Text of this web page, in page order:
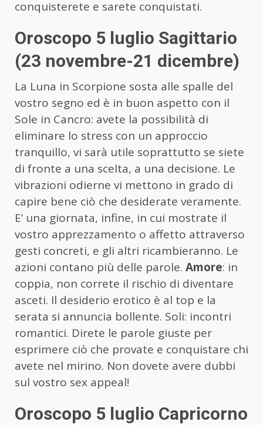
conquisterete e sarete conquistati.
Oroscopo 5 luglio Sagittario
(23 novembre-21 dicembre)
La Luna in Scorpione sosta alle spalle del
vostro segno ed è in buon aspetto con il
Sole in Cancro: avete la possibilità di
eliminare lo stress con un approccio
tranquillo, vi sarà utile soprattutto se siete
di fronte a una scelta, a una decisione. Le
vibrazioni odierne vi mettono in grado di
capire bene ciò che desiderate veramente.
E’ una giornata, infine, in cui mostrate il
vostro apprezzamento o affetto attraverso
gesti concreti, e gli altri ricambieranno. Le
azioni contano più delle parole. Amore: in
coppia, non correte il rischio di diventare
asceti. Il desiderio erotico è al top e la
serata si annuncia bollente. Soli: incontri
romantici. Direte le parole giuste per
esprimere ciò che provate e conquistare chi
avete nel mirino. Non dovete avere dubbi
sul vostro sex appeal!
Oroscopo 5 luglio Capricorno